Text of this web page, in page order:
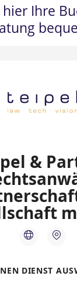
hier Ihre